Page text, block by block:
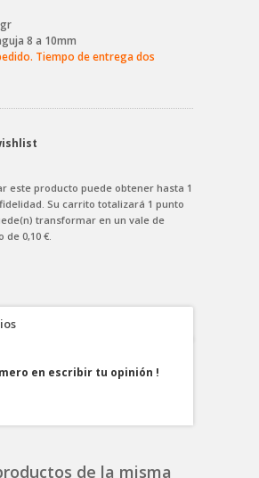
8 a 10mm
Tiempo de entrega dos
este producto puede obtener hasta 1
. Su carrito totalizará 1 punto
transformar en un vale de
de0,10 €.
en escribir tu opinión !
de la misma